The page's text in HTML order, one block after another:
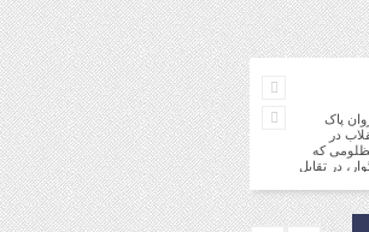
سینا
با سلام و درود به روان پاک
شهدای اسلام و انقلاب در
خصوص شهدای مظلومی که
مثل این شهید بزرگوار، در تقابل
با گروه